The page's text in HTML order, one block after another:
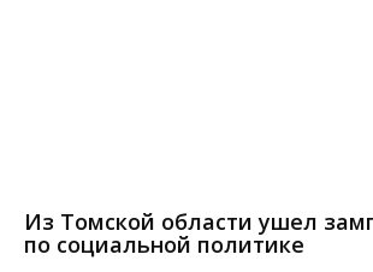
Из Томской области ушел
по социальной политике